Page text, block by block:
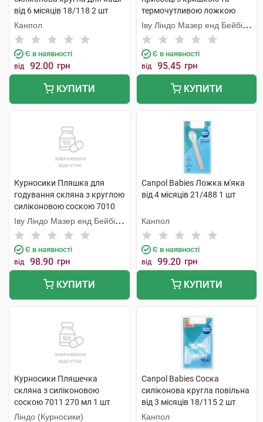
від 6 місяців 18/118 2 шт
Канпол
Є в наявності
від 92.00 грн
КУПИТИ
термочутливою ложкою
7055 1 шт
Іву Ліндо Мазер енд Бейбі
Продактс
Є в наявності
від 95.45 грн
КУПИТИ
Курносики Пляшка для
годування скляна з круглою
силіконовою соскою 7010
130 мл 1 шт
Іву Ліндо Мазер енд Бейбі
Продактс
Є в наявності
від 98.90 грн
КУПИТИ
Canpol Babies Ложка м'яка
від 4 місяців 21/488 1 шт
Канпол
Є в наявності
від 99.20 грн
КУПИТИ
Курносики Пляшечка
скляна з силіконовою
соскою 7011 270 мл 1 шт
Ліндо (Курносики)
Canpol Babies Соска
силіконова кругла повільна
від 3 місяців 18/115 2 шт
Канпол